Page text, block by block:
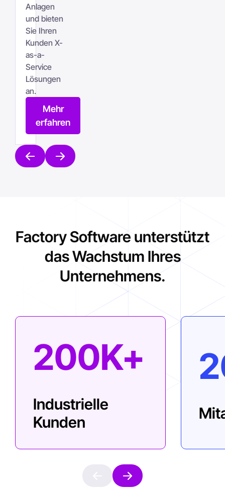
Anlagen
und bieten
Sie Ihren
Kunden X-
as-a-
Service
Lösungen
an.
Mehr
erfahren
Factory Software unterstützt
das Wachstum Ihres
Unternehmens.
200K+
Industrielle
Kunden